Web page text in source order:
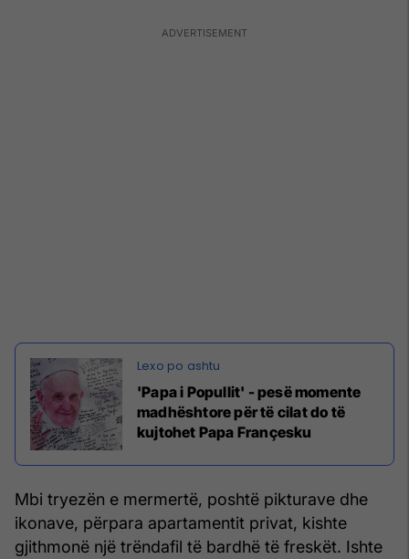
'Papa i Popullit' - pesë momente
madhështore për të cilat do të
kujtohet Papa Françesku
Mbi tryezën e mermertë, poshtë pikturave dhe
ikonave, përpara apartamentit privat, kishte
gjithmonë një trëndafil të bardhë të freskët. Ishte